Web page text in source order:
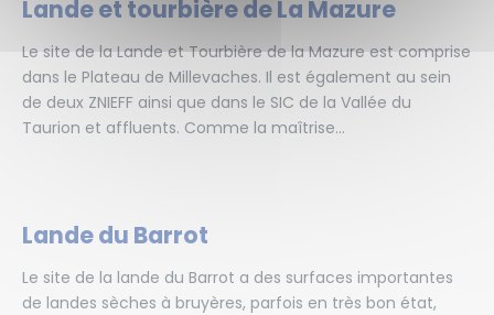
Lande et tourbière de La Mazure
Le site de la Lande et Tourbière de la Mazure est comprise
dans le Plateau de Millevaches. Il est également au sein
de deux ZNIEFF ainsi que dans le SIC de la Vallée du
Taurion et affluents. Comme la maîtrise...
Lande du Barrot
Le site de la lande du Barrot a des surfaces importantes
de landes sèches à bruyères, parfois en très bon état,